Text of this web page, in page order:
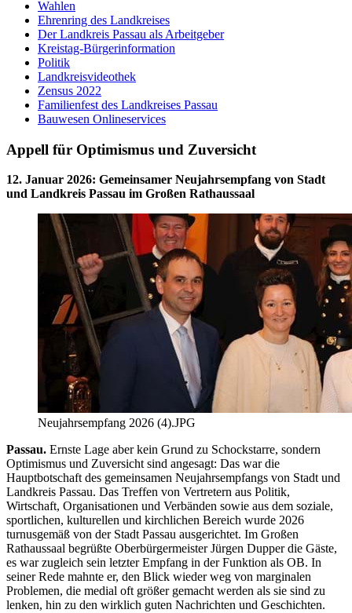
Wahlen
Ehrenring des Landkreises
Der Landkreis Passau als Arbeitgeber
Kreistag-Bürgerinformation
Politik
Landkreisvideothek
Zensus 2022
Familienfest des Landkreises Passau
Bauwesen Onlineservices
Appell für Optimismus und Zuversicht
12. Januar 2026: Gemeinsamer Neujahrsempfang von Stadt
und Landkreis Passau im Großen Rathaussaal
Neujahrsempfang 2026 (4).JPG
Passau. Ernste Lage aber kein Grund zu Schockstarre, sondern
Optimismus und Zuversicht sind angesagt: Das war die
Hauptbotschaft des gemeinsamen Neujahrsempfangs von Stadt und
Landkreis Passau. Das Treffen von Vertretern aus Politik,
Wirtschaft, Organisationen und Verbänden sowie aus dem soziale,
sportlichen, kulturellen und kirchlichen Bereich wurde 2026
turnusgemäß von der Stadt Passau ausgerichtet. Im Großen
Rathaussaal begrüßte Oberbürgermeister Jürgen Dupper die Gäste,
es war zugleich sein letzter Empfang in der Funktion als OB. In
seiner Rede mahnte er, den Blick wieder weg von marginalen
Problemen, die medial oft größer gemacht werden als sie sind zu
lenken, hin zu den wirklich guten Nachrichten und Geschichten.